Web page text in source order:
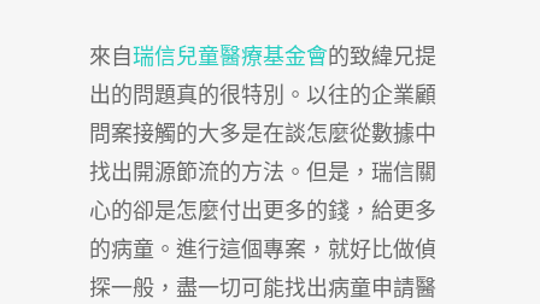
來自瑞信兒童醫療基金會的致緯兄提
出的問題真的很特別。以往的企業顧
問案接觸的大多是在談怎麼從數據中
找出開源節流的方法。但是，瑞信關
心的卻是怎麼付出更多的錢，給更多
的病童。進行這個專案，就好比做偵
探一般，盡一切可能找出病童申請醫